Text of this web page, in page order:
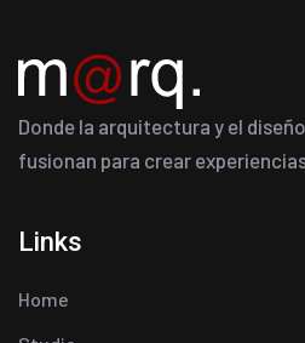
Donde la arquitectura y el
fusionan para crear
Links
Home